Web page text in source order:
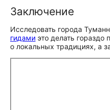
Заключение
Исследовать города
гидами это делать
о локальных традициях, а